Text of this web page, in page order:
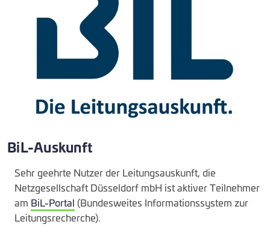
BiL-Auskunft
Sehr geehrte Nutzer der Leitungsauskunft, die
Netzgesellschaft Düsseldorf mbH ist aktiver Teilnehmer
am BiL-Portal (Bundesweites Informationssystem zur
Leitungsrecherche).